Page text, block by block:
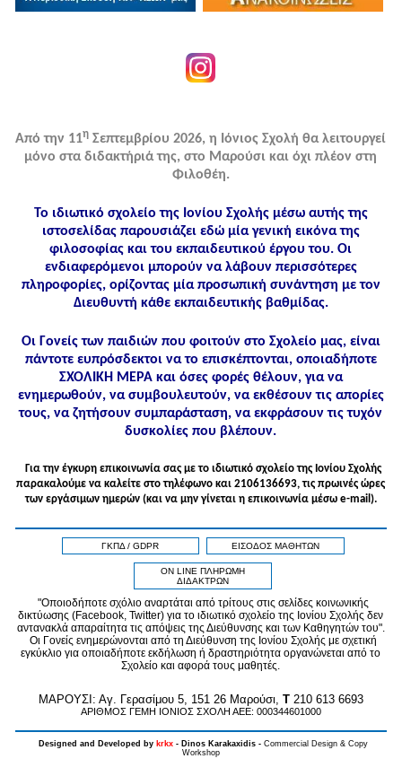
Από την 11η Σεπτεμβρίου 2026, η Ιόνιος Σχολή θα λειτουργεί
μόνο στα διδακτήριά της, στο Μαρούσι και όχι πλέον στη
Φιλοθέη.
Το ιδιωτικό σχολείο της Ιονίου Σχολής μέσω αυτής της
ιστοσελίδας παρουσιάζει εδώ μία γενική εικόνα της
φιλοσοφίας και του εκπαιδευτικού έργου του. Οι
ενδιαφερόμενοι μπορούν να λάβουν περισσότερες
πληροφορίες, ορίζοντας μία προσωπική συνάντηση με τον
Διευθυντή κάθε εκπαιδευτικής βαθμίδας.
Οι Γονείς των παιδιών που φοιτούν στο Σχολείο μας, είναι
πάντοτε ευπρόσδεκτοι να το επισκέπτονται, οποιαδήποτε
ΣΧΟΛΙΚΗ ΜΕΡΑ και όσες φορές θέλουν, για να
ενημερωθούν, να συμβουλευτούν, να εκθέσουν τις απορίες
τους, να ζητήσουν συμπαράσταση, να εκφράσουν τις τυχόν
δυσκολίες που βλέπουν.
Για την έγκυρη επικοινωνία σας με το ιδιωτικό σχολείο της Ιονίου Σχολής
παρακαλούμε να καλείτε στo τηλέφωνo και 2106136693, τις πρωινές ώρες
των εργάσιμων ημερών (και να μην γίνεται η επικοινωνία μέσω e-mail).
ΓΚΠΔ / GDPR ΕΙΣΟΔΟΣ ΜΑΘΗΤΩΝ
ON LINE ΠΛΗΡΩΜΗ
ΔΙΔΑΚΤΡΩΝ
"Οποιοδήποτε σχόλιο αναρτάται από τρίτους στις σελίδες κοινωνικής
δικτύωσης (Facebook, Twitter) για το ιδιωτικό σχολείο της Ιονίου Σχολής δεν
αντανακλά απαραίτητα τις απόψεις της Διεύθυνσης και των Καθηγητών του".
Οι Γονείς ενημερώνονται από τη Διεύθυνση της Ιονίου Σχολής με σχετική
εγκύκλιο για οποιαδήποτε εκδήλωση ή δραστηριότητα οργανώνεται από το
Σχολείο και αφορά τους μαθητές.
MAPOYΣΙ: Αγ. Γερασίμου 5, 151 26 Μαρούσι, T210 613 6693
ΑΡΙΘΜΟΣ ΓΕΜΗ ΙΟΝΙΟΣ ΣΧΟΛΗ ΑΕΕ: 000344601000
Designed and Developed by krkx- Dinos Karakaxidis - Commercial Design & Copy
Workshop